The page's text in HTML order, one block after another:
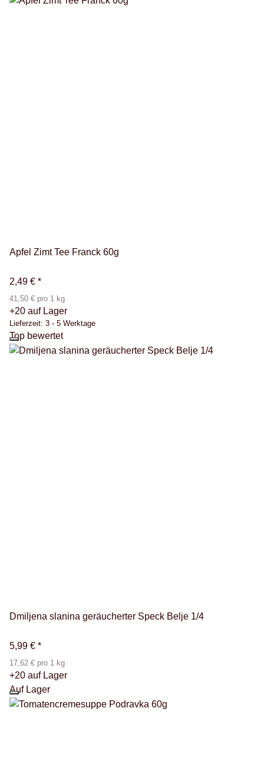
Apfel Zimt Tee Franck 60g
2,49 € *
41,50 € pro 1 kg
+20 auf Lager
Lieferzeit: 3 - 5 Werktage
Top bewertet
Dmiljena slanina geräucherter Speck Belje 1/4
5,99 € *
17,62 € pro 1 kg
+20 auf Lager
Auf Lager